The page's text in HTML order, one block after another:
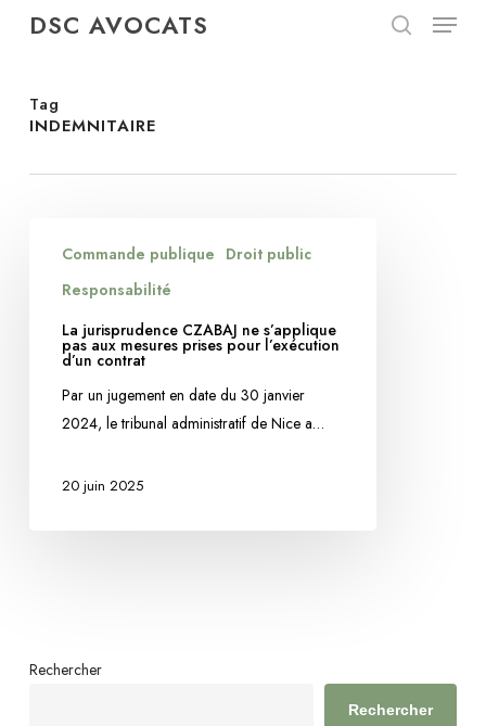
content
DSC AVOCATS Menu
Tag
INDEMNITAIRE
jurisprudence
CZABAJ
s’applique
mesures
Commande publique Droit public
Responsabilité
La jurisprudence CZABAJ ne s’applique
pas aux mesures prises pour l’exécution
d’un contrat
Par un jugement en date du 30 janvier
2024, le tribunal administratif de Nice a…
20 juin 2025
Rechercher
Rechercher